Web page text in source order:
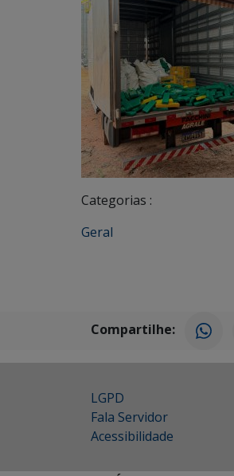
Categorias :
Geral
Compartilhe:
LGPD
Fala Servidor
Acessibilidade